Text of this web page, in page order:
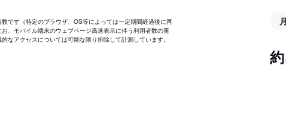
です（特定のブラウザ、OS等によっては一定期間経過後に再
、モバイル端末のウェブページ高速表示に伴う利用者数の重
なアクセスについては可能な限り排除して計測しています。
約